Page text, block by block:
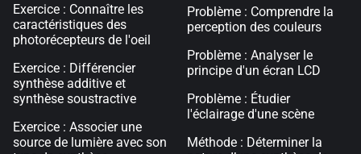
Exercice : Connaître les
caractéristiques des
photorécepteurs de l'oeil
Exercice : Différencier
synthèse additive et
synthèse soustractive
Exercice : Associer une
source de lumière avec son
Problème : Comprendre la
perception des couleurs
Problème : Analyser le
principe d'un écran LCD
Problème : Étudier
l'éclairage d'une scène
Méthode : Déterminer la